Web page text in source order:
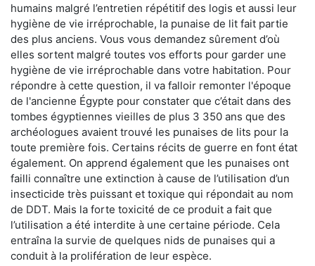
humains malgré l’entretien répétitif des logis et aussi leur
hygiène de vie irréprochable, la punaise de lit fait partie
des plus anciens. Vous vous demandez sûrement d’où
elles sortent malgré toutes vos efforts pour garder une
hygiène de vie irréprochable dans votre habitation. Pour
répondre à cette question, il va falloir remonter l'époque
de l'ancienne Égypte pour constater que c’était dans des
tombes égyptiennes vieilles de plus 3 350 ans que des
archéologues avaient trouvé les punaises de lits pour la
toute première fois. Certains récits de guerre en font état
également. On apprend également que les punaises ont
failli connaître une extinction à cause de l’utilisation d’un
insecticide très puissant et toxique qui répondait au nom
de DDT. Mais la forte toxicité de ce produit a fait que
l’utilisation a été interdite à une certaine période. Cela
entraîna la survie de quelques nids de punaises qui a
conduit à la prolifération de leur espèce.